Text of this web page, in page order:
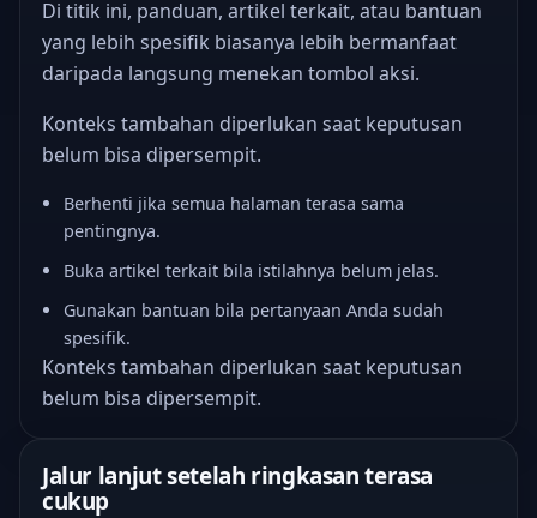
Di titik ini, panduan, artikel terkait, atau bantuan
yang lebih spesifik biasanya lebih bermanfaat
daripada langsung menekan tombol aksi.
Konteks tambahan diperlukan saat keputusan
belum bisa dipersempit.
Berhenti jika semua halaman terasa sama
pentingnya.
Buka artikel terkait bila istilahnya belum jelas.
Gunakan bantuan bila pertanyaan Anda sudah
spesifik.
Konteks tambahan diperlukan saat keputusan
belum bisa dipersempit.
Jalur lanjut setelah ringkasan terasa
cukup